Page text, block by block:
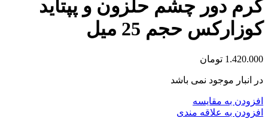
کرم دور چشم حلزون و پپتاید
کوزارکس حجم 25 میل
1.420.000 تومان
در انبار موجود نمی باشد
افزودن به مقایسه
افزودن به علاقه مندی